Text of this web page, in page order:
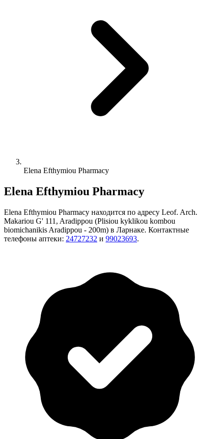
Elena Efthymiou Pharmacy
Elena Efthymiou Pharmacy
Elena Efthymiou Pharmacy находится по адресу Leof. Arch.
Makariou G' 111, Aradippou (Plisiou kyklikou kombou
biomichanikis Aradippou - 200m) в Ларнаке. Контактные
телефоны аптеки: 24727232 и 99023693.